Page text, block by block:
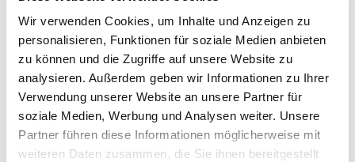
Wir verwenden Cookies, um Inhalte und Anzeigen zu
personalisieren, Funktionen für soziale Medien anbieten
zu können und die Zugriffe auf unsere Website zu
analysieren. Außerdem geben wir Informationen zu Ihrer
Verwendung unserer Website an unsere Partner für
soziale Medien, Werbung und Analysen weiter. Unsere
Partner führen diese Informationen möglicherweise mit
weiteren Daten zusammen, die Sie ihnen bereitgestellt
340.000,- € NEU
Reutlingen
Urbanes Investment mit Aussicht: Charmante 3-
Zimmer-Maisonette im Herzen von Reutlingen
Maisonettewohnung